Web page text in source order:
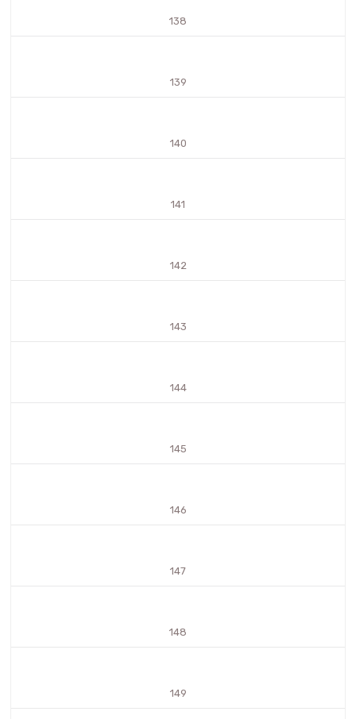
138
139
140
141
142
143
144
145
146
147
148
149